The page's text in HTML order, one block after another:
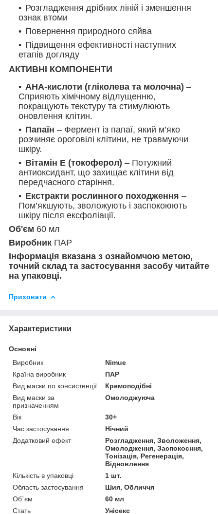
Розгладження дрібних ліній і зменшення
ознак втоми
Повернення природного сяйва
Підвищення ефективності наступних
етапів догляду
АКТИВНІ КОМПОНЕНТИ
АНА-кислоти (гліколева та молочна) –
Сприяють хімічному відлущенню,
покращують текстуру та стимулюють
оновлення клітин.
Папаїн – Фермент із папаї, який м’яко
розчиняє ороговілі клітини, не травмуючи
шкіру.
Вітамін Е (токоферол) – Потужний
антиоксидант, що захищає клітини від
передчасного старіння.
Екстракти рослинного походження –
Пом’якшують, зволожують і заспокоюють
шкіру після ексфоліації.
Об'єм 60 мл
Виробник ПАР
Інформація вказана з ознайомчою метою,
точний склад та застосування засобу читайте
на упаковці.
Приховати
Характеристики
Основні
Виробник
Nimue
Країна виробник
ПАР
Вид маски по консистенції
Кремоподібні
Вид маски за
призначенням
Омолоджуюча
Вік
30+
Час застосування
Нічний
Додатковий ефект
Розгладження, Зволоження,
Омолодження, Заспокоєння,
Тонізація, Регенерація,
Відновлення
Кількість в упаковці
1 шт.
Область застосування
Шия, Обличчя
Об`єм
60 мл
Стать
Унісекс